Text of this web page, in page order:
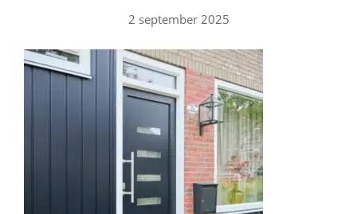
2 september 2025